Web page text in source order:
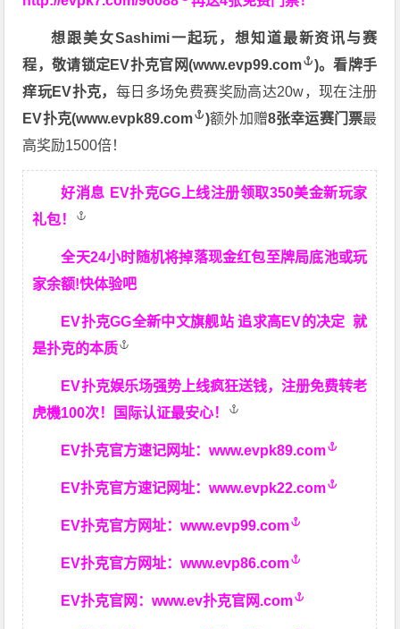
想跟美女Sashimi一起玩，想知道最新资讯与赛
程，敬请锁定EV扑克官网(www.evp99.com )。看牌手
痒玩EV扑克， 每日多场免费赛奖励高达20w，现在注册
EV扑克(www.evpk89.com )额外加赠8张幸运赛门票最
高奖励1500倍！
好消息 EV扑克GG上线注册领取350美金新玩家
礼包！
全天24小时随机将掉落现金红包至牌局底池或玩
家余额!快体验吧
EV扑克GG全新中文旗舰站追求高EV的决定就
是扑克的本质
EV扑克娱乐场强势上线疯狂送钱，注册免费转老
虎機100次！国际认证最安心！
EV扑克官方速记网址：www.evpk89.com
EV扑克官方速记网址：www.evpk22.com
EV扑克官方网址：www.evp99.com
EV扑克官方网址：www.evp86.com
EV扑克官网：www.ev扑克官网.com